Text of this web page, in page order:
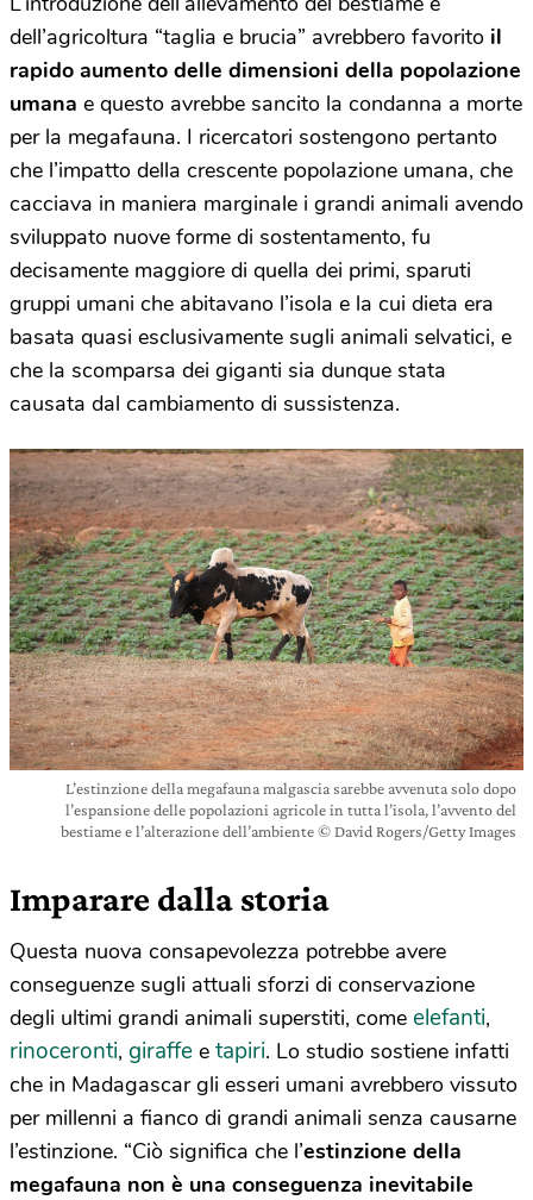
dell’agricoltura “taglia e brucia” avrebbero favorito il
rapido aumento delle dimensioni della popolazione
umana e questo avrebbe sancito la condanna a morte
per la megafauna. I ricercatori sostengono pertanto
che l’impatto della crescente popolazione umana, che
cacciava in maniera marginale i grandi animali avendo
sviluppato nuove forme di sostentamento, fu
decisamente maggiore di quella dei primi, sparuti
gruppi umani che abitavano l’isola e la cui dieta era
basata quasi esclusivamente sugli animali selvatici, e
che la scomparsa dei giganti sia dunque stata
causata dal cambiamento di sussistenza.
L’estinzione della megafauna malgascia sarebbe avvenuta solo dopo
l’espansione delle popolazioni agricole in tutta l’isola, l’avvento del
bestiame e l’alterazione dell’ambiente © David Rogers/Getty Images
Imparare dalla storia
Questa nuova consapevolezza potrebbe avere
conseguenze sugli attuali sforzi di conservazione
degli ultimi grandi animali superstiti, come elefanti,
rinoceronti, giraffe e tapiri. Lo studio sostiene infatti
che in Madagascar gli esseri umani avrebbero vissuto
per millenni a fianco di grandi animali senza causarne
l’estinzione. “Ciò significa che l’estinzione della
megafauna non è una conseguenza inevitabile